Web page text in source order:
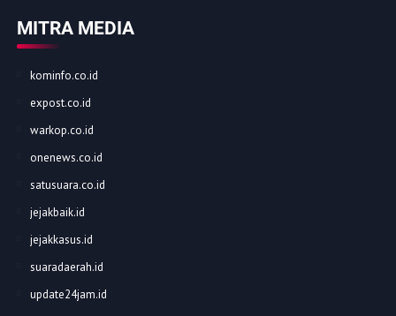
MITRA MEDIA
kominfo.co.id
expost.co.id
warkop.co.id
onenews.co.id
satusuara.co.id
jejakbaik.id
jejakkasus.id
suaradaerah.id
update24jam.id